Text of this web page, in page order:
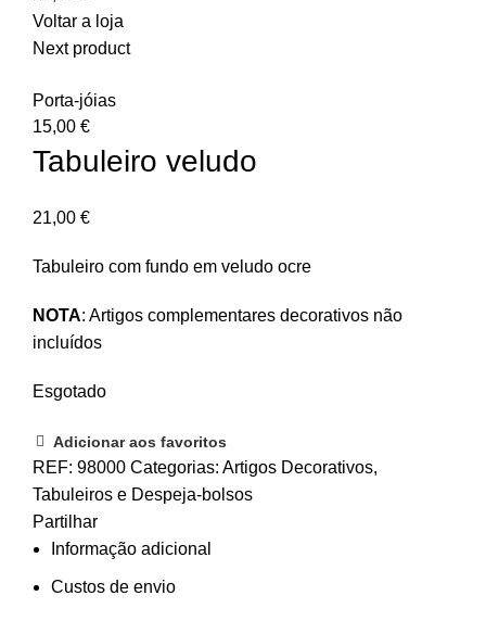
Voltar a loja
Next product
Porta-jóias
15,00 €
Tabuleiro veludo
21,00 €
Tabuleiro com fundo em veludo ocre
NOTA: Artigos complementares decorativos não
incluídos
Esgotado
Adicionar aos favoritos
REF: 98000 Categorias: Artigos Decorativos,
Tabuleiros e Despeja-bolsos
Partilhar
Informação adicional
Custos de envio